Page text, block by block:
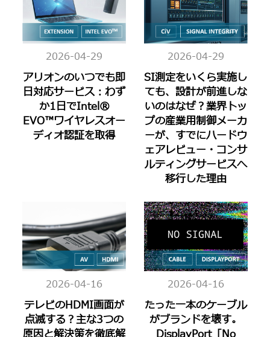
2026-04-29
アリオンのいつでも即
日対応サービス：わず
か1日でIntel®
EVO™ワイヤレスオー
ディオ認証を取得
2026-04-29
SI測定をいくら実施し
ても、設計が前進しな
いのはなぜ？業界トッ
プの産業用制御メーカ
ーが、すでにハードウ
ェアレビュー・コンサ
ルティングサービスへ
移行した理由
2026-04-16
テレビのHDMI画面が
点滅する？主な3つの
2026-04-16
たった一本のケーブル
がブランドを壊す。